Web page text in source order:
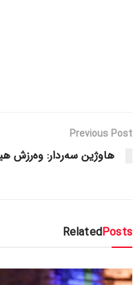
Previous Post
هاوژین سه‌ردار: وەرزش
RelatedPosts